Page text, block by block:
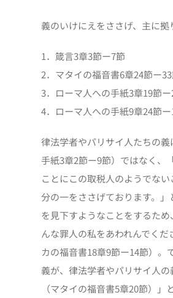
義のいけにえをささげ、主に拠
1．箴言3章3節ー7節
2．マタイの福音書6章24節ー
3．ローマ人への手紙3章19節ー
4．ローマ人への手紙9章24節
律法学者やパリサイ人たちの
手紙3章2節ー9節）ではなく、
ことにこの取税人のようでな
分の一をささげております。
を見下すようなことをするた
んな罪人の私をあわれんでく
カの福音書18章9節ー14節）
義が、律法学者やパリサイ人
（マタイの福音書5章20節）